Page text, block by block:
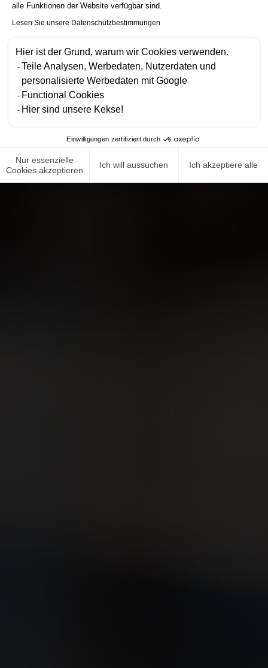
alle Funktionen der Website verfügbar sind.
Lesen Sie unsere Datenschutzbestimmungen
Hier ist der Grund, warum wir Cookies verwenden.
Teile Analysen, Werbedaten, Nutzerdaten und
personalisierte Werbedaten mit Google
Functional Cookies
Hier sind unsere Kekse!
Einwilligungen zertifiziert durch
Nur essenzielle
Cookies akzeptieren
Ich will aussuchen Ich akzeptiere alle